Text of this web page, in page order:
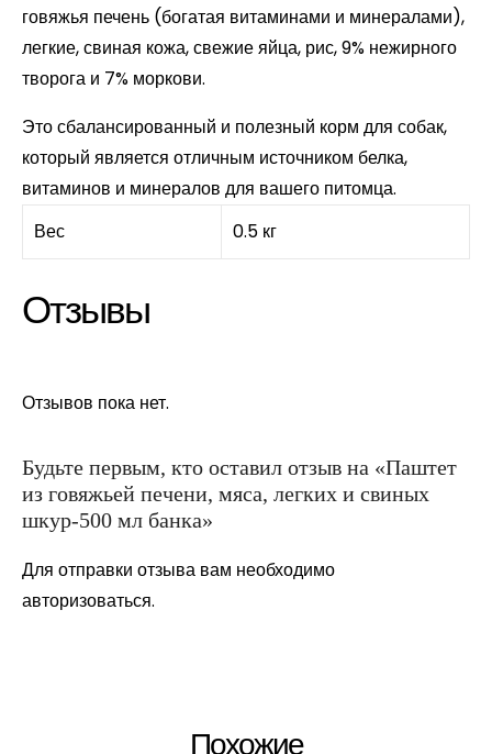
говяжья печень (богатая витаминами и минералами),
легкие, свиная кожа, свежие яйца, рис, 9% нежирного
творога и 7% моркови.
Это сбалансированный и полезный корм для собак,
который является отличным источником белка,
витаминов и минералов для вашего питомца.
Вес
0.5 кг
Отзывы
Отзывов пока нет.
Будьте первым, кто оставил отзыв на «Паштет
из говяжьей печени, мяса, легких и свиных
шкур-500 мл банка»
Для отправки отзыва вам необходимо
авторизоваться.
Похожие